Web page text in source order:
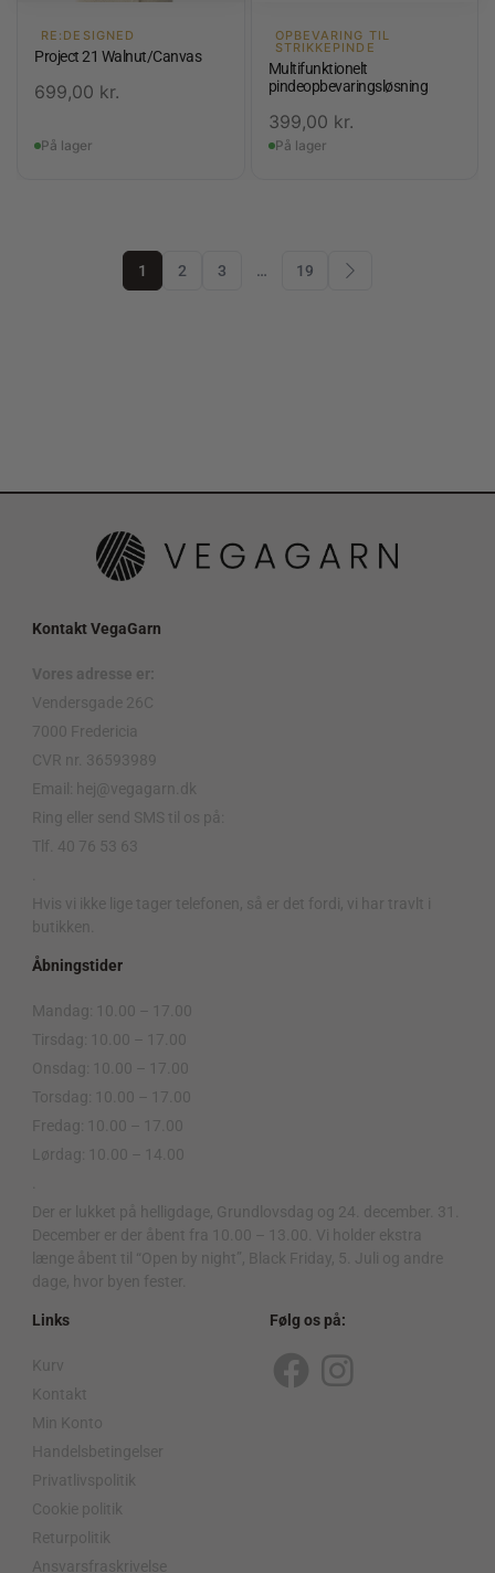
RE:DESIGNED
Project 21 Walnut/Canvas
699,00 kr.
På lager
OPBEVARING TIL
STRIKKEPINDE
Multifunktionelt
pindeopbevaringsløsning
399,00 kr.
På lager
1 2 3 … 19
Kontakt VegaGarn
Vores adresse er:
Vendersgade 26C
7000 Fredericia
CVR nr. 36593989
Email: hej@vegagarn.dk
Ring eller send SMS til os på:
Tlf. 40 76 53 63
Hvis vi ikke lige tager telefonen, så er det fordi, vi har travlt i
butikken.
Åbningstider
Mandag: 10.00 – 17.00
Tirsdag: 10.00 – 17.00
Onsdag: 10.00 – 17.00
Torsdag: 10.00 – 17.00
Fredag: 10.00 – 17.00
Lørdag: 10.00 – 14.00
Der er lukket på helligdage, Grundlovsdag og 24. december. 31.
December er der åbent fra 10.00 – 13.00. Vi holder ekstra
længe åbent til “Open by night”, Black Friday, 5. Juli og andre
dage, hvor byen fester.
Links
Kurv
Kontakt
Min Konto
Handelsbetingelser
Privatlivspolitik
Cookie politik
Returpolitik
Ansvarsfraskrivelse
Følg os på:
F
I